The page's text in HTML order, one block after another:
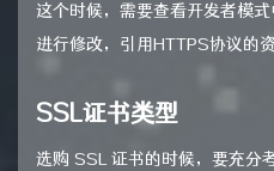
这个时候，需要查看开发者模
进行修改，引用HTTPS协议的
SSL证书类型
选购 SSL 证书的时候，要充分